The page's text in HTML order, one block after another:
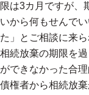
限は3カ月ですが、
いから何もせんで
た」とご相談に来
相続放棄の期限を
ができなかった合
債権者から相続放